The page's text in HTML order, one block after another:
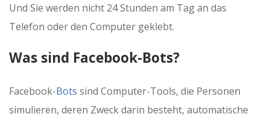
Und Sie werden nicht 24 Stunden am Tag an das
Telefon oder den Computer geklebt.
Was sind Facebook-Bots?
Facebook-Bots sind Computer-Tools, die Personen
simulieren, deren Zweck darin besteht, automatische